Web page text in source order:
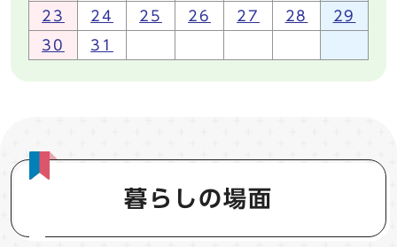
23 24 25 26 27 28 29
30 31
暮らしの場面